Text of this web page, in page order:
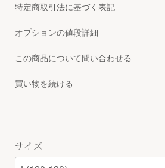
特定商取引法に基づく表記
オプションの値段詳細
この商品について問い合わせる
買い物を続ける
サイズ